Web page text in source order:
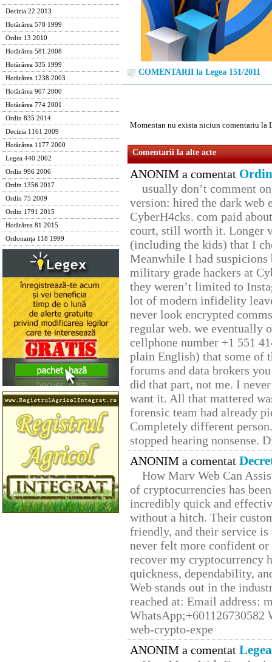
Decizia 22 2013
Hotărârea 578 1999
Ordin 13 2010
Hotărârea 581 2008
Hotărârea 335 1999
Hotărârea 1238 2003
Hotărârea 907 2000
Hotărârea 774 2001
Ordin 835 2014
Decizia 1161 2009
Hotărârea 1177 2000
Legea 440 2002
Ordin 996 2006
Ordin 1356 2017
Ordin 75 2009
Ordin 1791 2015
Hotărârea 81 2015
Ordonanţa 118 1999
COMENTARII la Legea 151/2011
Momentan nu exista niciun comentariu la
Comentarii la alte acte
ANONIM a comentat
usually don’t comment
version: hired the dark web
CyberH4cks. com paid
court, still worth it. Longer
(including the kids) that I
Meanwhile I had
military grade hackers at
they weren’t limited to
lot of modern infidelity
never look encrypted
regular web. we eventually
cellphone number +1 551
plain English) that some of
forums and data brokers
did that part, not me. I
want it. All that mattered
forensic team had already
Completely different
stopped hearing nonsense.
ANONIM a comentat
How Marv Web Can
of cryptocurrencies has
incredibly quick and
without a hitch. Their
friendly, and their service
never felt more confident
recover my cryptocurrency
quickness, dependability,
Web stands out in the
reached at: Email address:
web-crypto-expe
ANONIM a comentat